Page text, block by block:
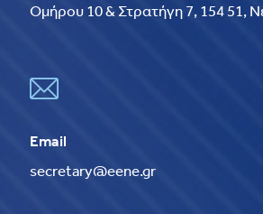
Ομήρου 10 & Στρατήγη 7, 154 51,
Email
secretary@eene.gr